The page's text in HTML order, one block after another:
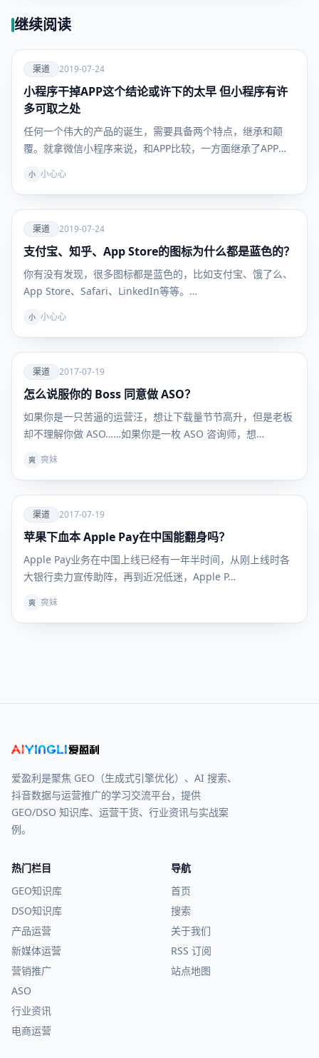
继续阅读
爱
渠道
渠道 2019-07-24
小程序干掉APP这个结论或许下的太早 但小程序有许
多可取之处
任何一个伟大的产品的诞生，需要具备两个特点，继承和颠
覆。就拿微信小程序来说，和APP比较，一方面继承了APP
小 小心心
爱
渠道
渠道 2019-07-24
支付宝、知乎、App Store的图标为什么都是蓝色的？
你有没有发现，很多图标都是蓝色的，比如支付宝、饿了么、
App Store、Safari、LinkedIn等等。…
小 小心心
爱
渠道
渠道 2017-07-19
怎么说服你的 Boss 同意做 ASO？
如果你是一只苦逼的运营汪，想让下载量节节高升，但是老板
却不理解你做 ASO……如果你是一枚 ASO 咨询师，想…
爽 爽妹
爱
渠道
渠道 2017-07-19
苹果下血本 Apple Pay在中国能翻身吗？
Apple Pay业务在中国上线已经有一年半时间，从刚上线时各
大银行卖力宣传助阵，再到近况低迷，Apple P…
爽 爽妹
爱盈利是聚焦 GEO（生成式引擎优化）、AI 搜索、
抖音数据与运营推广的学习交流平台，提供
GEO/DSO 知识库、运营干货、行业资讯与实战案
例。
热门栏目
GEO知识库
DSO知识库
产品运营
新媒体运营
营销推广
ASO
行业资讯
电商运营
导航
首页
搜索
关于我们
RSS 订阅
站点地图